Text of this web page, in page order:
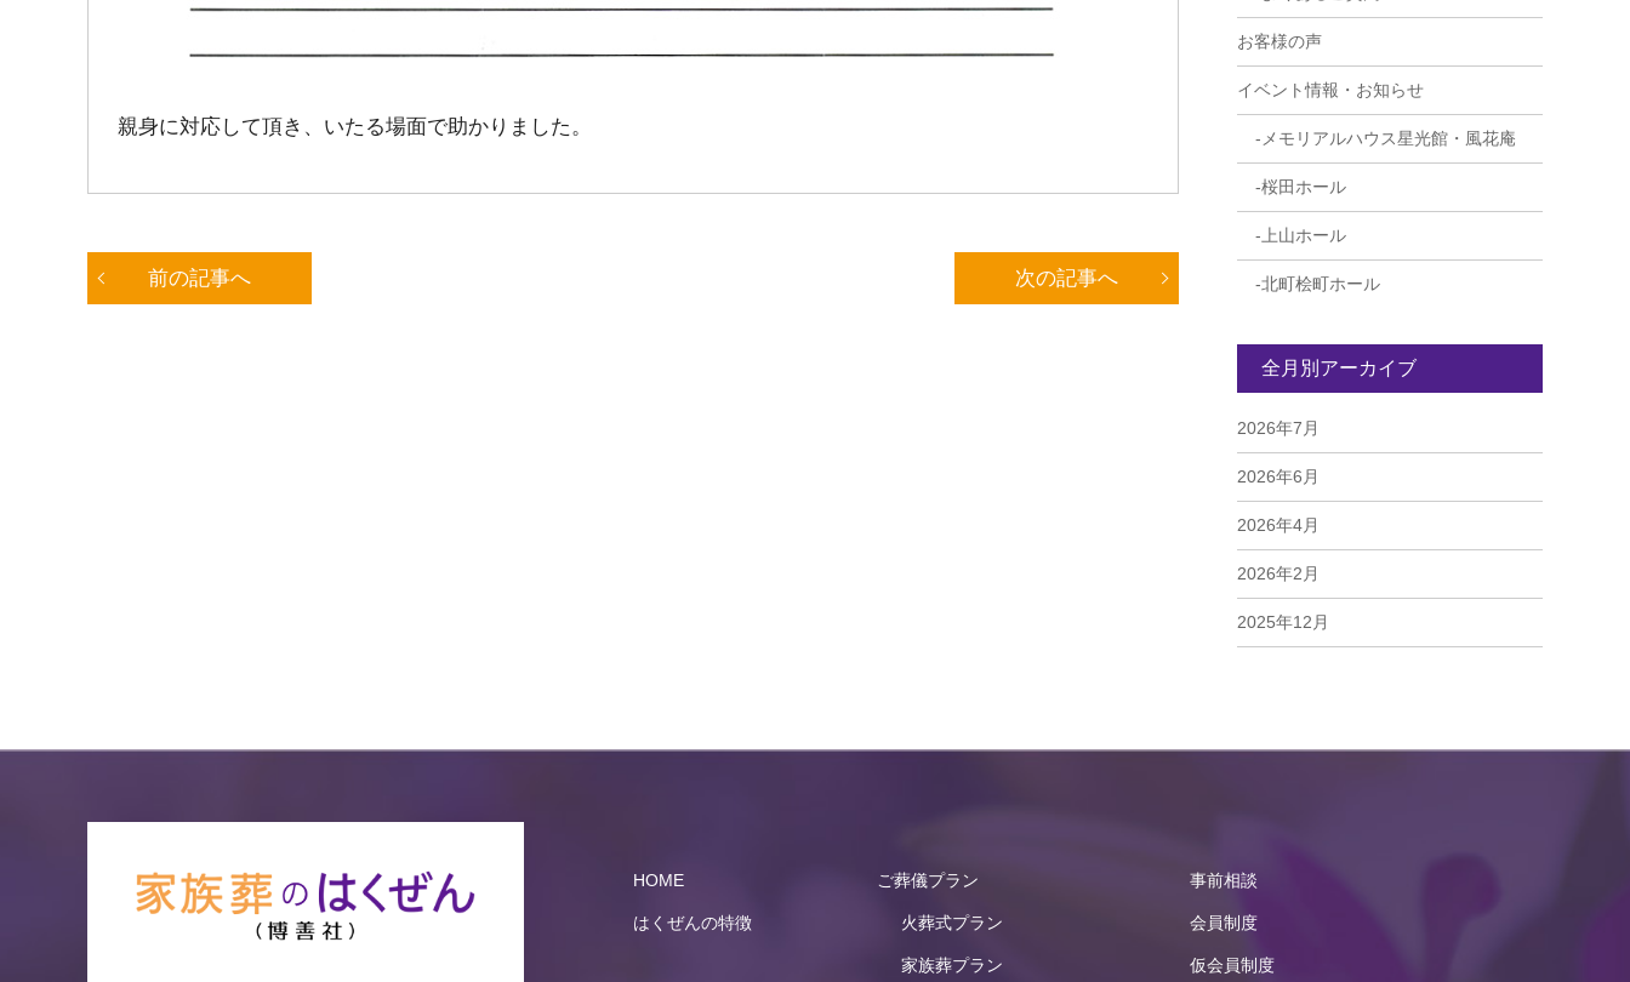
親身に対応して頂き、いたる場面で助かりました。
前の記事へ 次の記事へ
お客様の声
イベント情報・お知らせ
メモリアルハウス星光館・風花庵
桜田ホール
上山ホール
北町桧町ホール
全月別アーカイブ
2026年7月
2026年6月
2026年4月
2026年2月
2025年12月
2025年6月
2025年5月
HOME
はくぜんの特徴
ご葬儀プラン
火葬式プラン
家族葬プラン
事前相談
会員制度
仮会員制度